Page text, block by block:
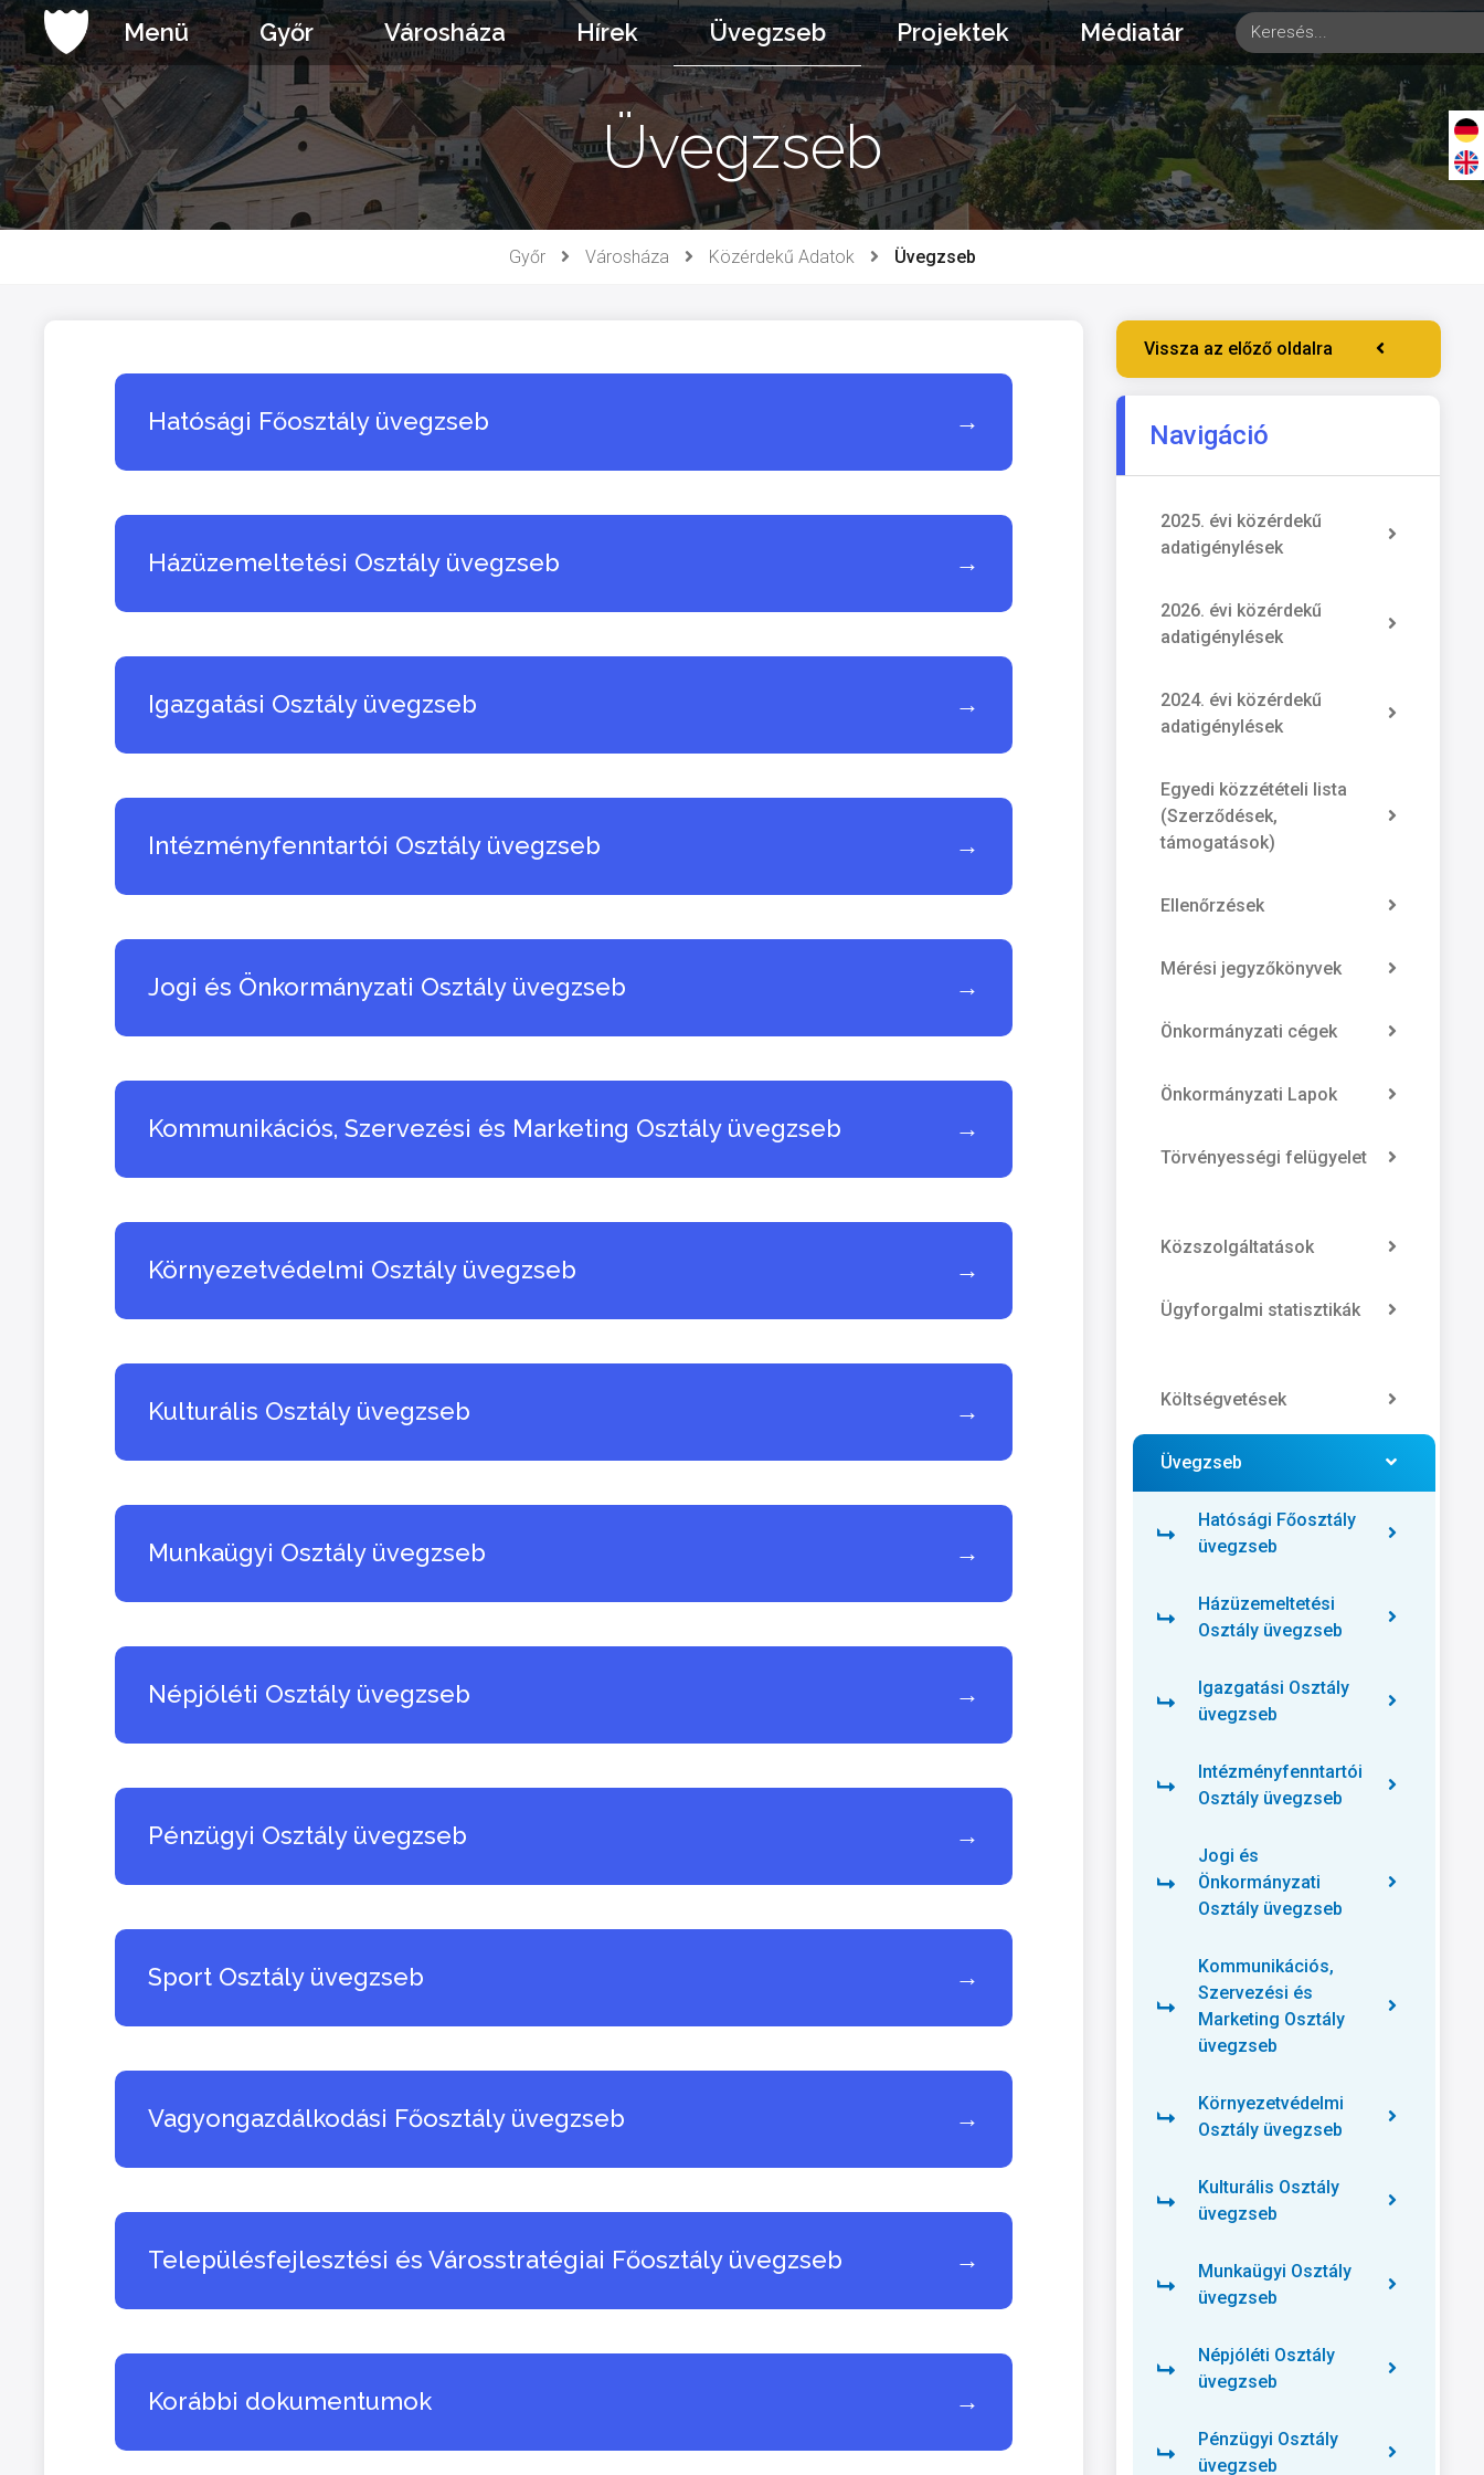
Ugrás
a
tartalomhoz
Menü Győr Városháza Hírek Üvegzseb Projektek Médiatár
Üvegzseb
Győr Városháza Közérdekű Adatok Üvegzseb
Hatósági Főosztály üvegzseb →
Házüzemeltetési Osztály üvegzseb →
Igazgatási Osztály üvegzseb →
Intézményfenntartói Osztály üvegzseb →
Jogi és Önkormányzati Osztály üvegzseb →
Kommunikációs, Szervezési és Marketing Osztály üvegzseb →
Környezetvédelmi Osztály üvegzseb →
Kulturális Osztály üvegzseb →
Munkaügyi Osztály üvegzseb →
Népjóléti Osztály üvegzseb →
Pénzügyi Osztály üvegzseb →
Sport Osztály üvegzseb →
Vagyongazdálkodási Főosztály üvegzseb →
Településfejlesztési és Városstratégiai Főosztály üvegzseb →
Korábbi dokumentumok →
Vissza az előző oldalra
Navigáció
2025. évi közérdekű
adatigénylések
2026. évi közérdekű
adatigénylések
2024. évi közérdekű
adatigénylések
Egyedi közzétételi lista
(Szerződések,
támogatások)
Ellenőrzések
Mérési jegyzőkönyvek
Önkormányzati cégek
Önkormányzati Lapok
Törvényességi felügyelet
Közszolgáltatások
Ügyforgalmi statisztikák
Költségvetések
Üvegzseb
Hatósági Főosztály
üvegzseb
Házüzemeltetési
Osztály üvegzseb
Igazgatási Osztály
üvegzseb
Intézményfenntartói
Osztály üvegzseb
Jogi és
Önkormányzati
Osztály üvegzseb
Kommunikációs,
Szervezési és
Marketing Osztály
üvegzseb
Környezetvédelmi
Osztály üvegzseb
Kulturális Osztály
üvegzseb
Munkaügyi Osztály
üvegzseb
Népjóléti Osztály
üvegzseb
Pénzügyi Osztály
üvegzseb